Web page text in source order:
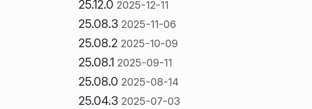
25.12.0 2025-12-11
25.08.3 2025-11-06
25.08.2 2025-10-09
25.08.1 2025-09-11
25.08.0 2025-08-14
25.04.3 2025-07-03